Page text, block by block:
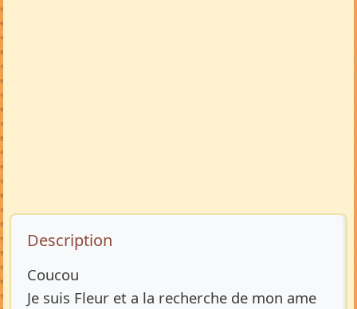
Description de l’annonce
Description
Coucou
Je suis Fleur et a la recherche de mon ame